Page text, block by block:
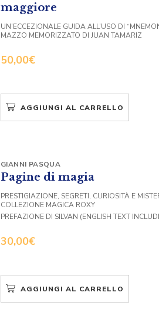
maggiore
50,00€
UN’ECCEZIONALE GUIDA ALL’USO DI
MAZZO MEMORIZZATO DI JUAN TAMARIZ
AGGIUNGI AL CARRELLO
Pagine di magia
30,00€
GIANNI PASQUA
PRESTIGIAZIONE, SEGRETI, CURIOSITÀ E
COLLEZIONE MAGICA ROXY
PREFAZIONE DI SILVAN (ENGLISH TEXT
AGGIUNGI AL CARRELLO